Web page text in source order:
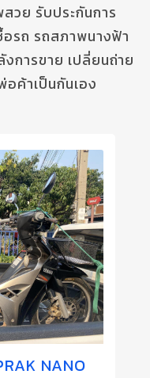
วย รับประกันการ
อรถ รถสภาพนางฟ้า
การขาย เปลี่ยนถ่าย
ค้าเป็นกันเอง
NANO